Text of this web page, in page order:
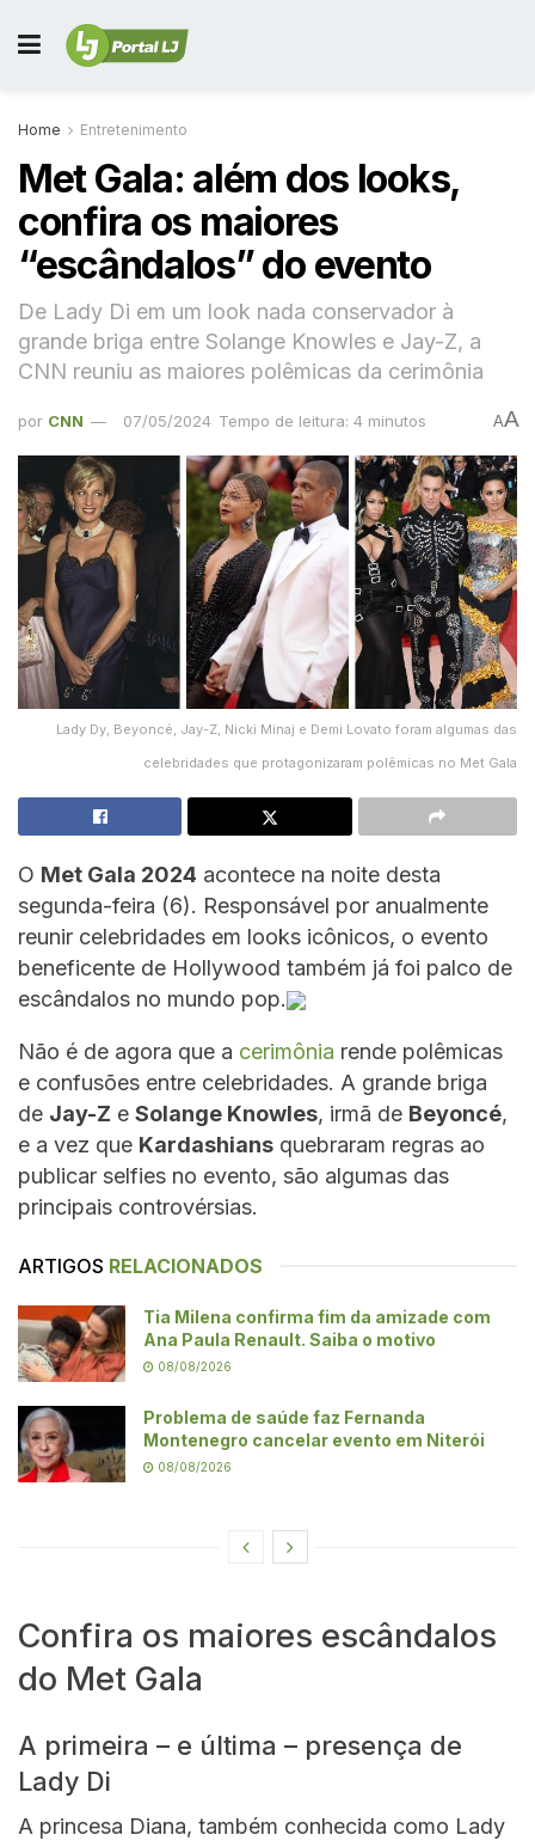
Home Entretenimento
Met Gala: além dos looks,
confira os maiores
“escândalos” do evento
De Lady Di em um look nada conservador à
grande briga entre Solange Knowles e Jay-Z, a
CNN reuniu as maiores polêmicas da cerimônia
por CNN 07/05/2024 Tempo de leitura: 4 minutos AA
Lady Dy, Beyoncé, Jay-Z, Nicki Minaj e Demi Lovato foram algumas das
celebridades que protagonizaram polêmicas no Met Gala
O Met Gala 2024 acontece na noite desta
segunda-feira (6). Responsável por anualmente
reunir celebridades em looks icônicos, o evento
beneficente de Hollywood também já foi palco de
escândalos no mundo pop.
Não é de agora que a cerimônia rende polêmicas
e confusões entre celebridades. A grande briga
de Jay-Z e Solange Knowles, irmã de Beyoncé,
e a vez que Kardashians quebraram regras ao
publicar selfies no evento, são algumas das
principais controvérsias.
ARTIGOS RELACIONADOS
Tia Milena confirma fim da amizade com
Ana Paula Renault. Saiba o motivo
08/08/2026
Problema de saúde faz Fernanda
Montenegro cancelar evento em Niterói
08/08/2026
Confira os maiores escândalos
do Met Gala
A primeira – e última – presença de
Lady Di
A princesa Diana, também conhecida como Lady